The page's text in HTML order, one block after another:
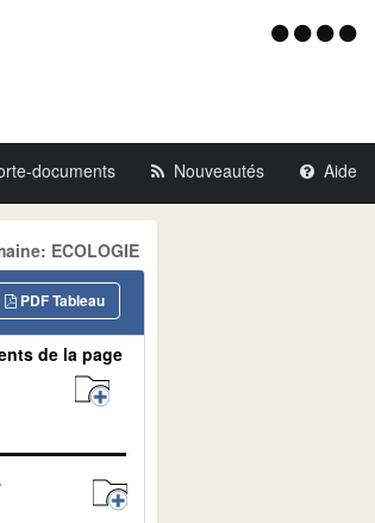
Menu
documents Nouveautés Aide
ECOLOGIE
PDF Tableau
de la page